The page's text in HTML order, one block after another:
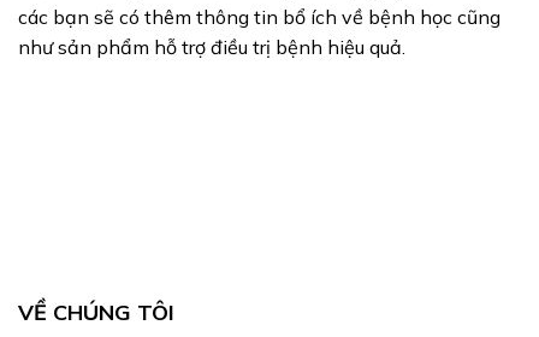
các bạn sẽ có thêm thông tin bổ ích về bệnh học cũng
như sản phẩm hỗ trợ điều trị bệnh hiệu quả.
VỀ CHÚNG TÔI